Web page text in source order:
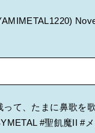
って、たまに鼻歌を
#聖飢魔II #